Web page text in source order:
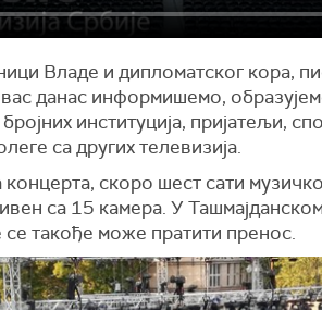
Владе и дипломатског кора,
вас данас информишемо,
институција, пријатељи,
са других телевизија.
скоро шест сати
са 15 камера. У
такође може пратити пренос.